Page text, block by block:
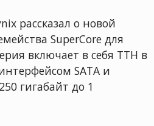
рассказал о новой
SuperCore для
включает в себя ТТН в
SATA и
гигабайт до 1